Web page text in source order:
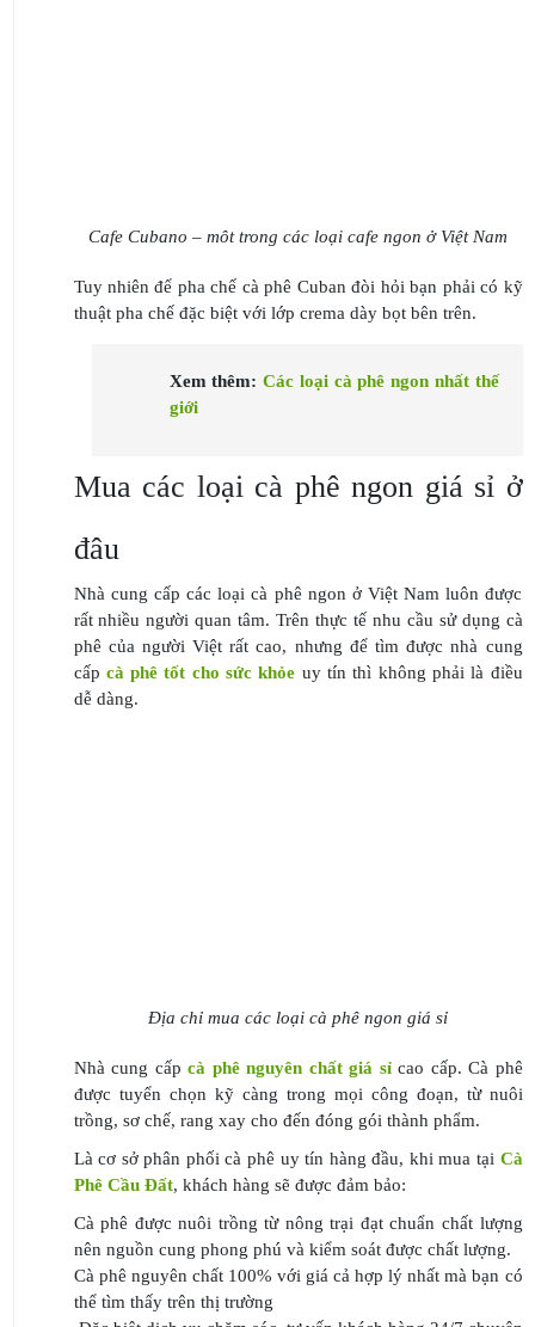
Cafe Cubano – môt trong các loại cafe ngon ở Việt Nam
Tuy nhiên để pha chế cà phê Cuban đòi hỏi bạn phải có kỹ
thuật pha chế đặc biệt với lớp crema dày bọt bên trên.
Xem thêm: Các loại cà phê ngon nhất thế
giới
Mua các loại cà phê ngon giá sỉ ở
đâu
Nhà cung cấp các loại cà phê ngon ở Việt Nam luôn được
rất nhiều người quan tâm. Trên thực tế nhu cầu sử dụng cà
phê của người Việt rất cao, nhưng để tìm được nhà cung
cấp cà phê tốt cho sức khỏe uy tín thì không phải là điều
dễ dàng.
Địa chỉ mua các loại cà phê ngon giá sỉ
Nhà cung cấp cà phê nguyên chất giá sỉcao cấp. Cà phê
được tuyển chọn kỹ càng trong mọi công đoạn, từ nuôi
trồng, sơ chế, rang xay cho đến đóng gói thành phẩm.
Là cơ sở phân phối cà phê uy tín hàng đầu, khi mua tại Cà
Phê Cầu Đất, khách hàng sẽ được đảm bảo:
Cà phê được nuôi trồng từ nông trại đạt chuẩn chất lượng
nên nguồn cung phong phú và kiểm soát được chất lượng.
Cà phê nguyên chất 100% với giá cả hợp lý nhất mà bạn có
thể tìm thấy trên thị trường